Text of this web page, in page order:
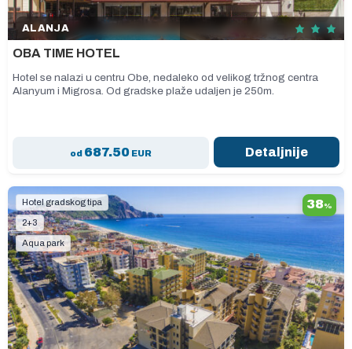
ALANJA
OBA TIME HOTEL
Hotel se nalazi u centru Obe, nedaleko od velikog tržnog centra
Alanyum i Migrosa. Od gradske plaže udaljen je 250m.
od 687.50EUR Detaljnije
Hotel gradskog tipa
2+3
Aqua park
38%